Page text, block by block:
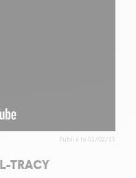
Publié le 01/02/13
TRACY